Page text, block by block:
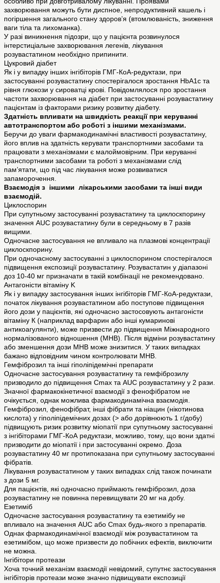
захворювання можуть бути диспное, непродуктивний кашель і
погіршення загального стану здоров’я (втомлюваність, зниження
ваги тіла та лихоманка).
У разі виникнення підозри, що у пацієнта розвинулося
інтерстиціальне захворювання легенів, лікування
розувастатином необхідно припинити.
Цукровий діабет
Як і у випадку інших інгібіторів ГМГ-КоА-редуктази, при
застосуванні розувастатину спостерігалося зростання HbA1c та
рівня глюкози у сироватці крові. Повідомлялося про зростання
частоти захворювання на діабет при застосуванні розувастатину
пацієнтам із факторами ризику розвитку діабету.
Здатність впливати на швидкість реакції при керуванні
автотранспортом або роботі з іншими механізмами.
Беручи до уваги фармакодинамічні властивості розувастатину,
його вплив на здатність керувати транспортними засобами та
працювати з механізмами є малоймовірним. При керуванні
транспортними засобами та роботі з механізмами слід
пам’ятати, що під час лікування може розвиватися
запаморочення.
Взаємодія з іншими лікарськими засобами та інші види
взаємодій.
Циклоспорин
При супутньому застосуванні розувастатину та циклоскпорину
значення AUC розувастатину були в середньому в 7 разів
вищими.
Одночасне застосування не впливало на плазмові концентрації
циклоскпорину.
При одночасному застосуванні з циклоспорином спостерігалося
підвищення експозиції розувастатину. Розувастатин у діапазоні
доз 10-40 мг призначати в такій комбінації не рекомендовано.
Антагоністи вітаміну K
Як і у випадку застосування інших інгібіторів ГМГ-КоА-редуктази,
початок лікування розувастатином або поступове підвищення
його дози у пацієнтів, які одночасно застосовують антагоністи
вітаміну К (наприклад варфарин або інші кумаринові
антикоагулянти), може призвести до підвищення Міжнародного
нормалізованого відношення (МНВ). Після відміни розувастатину
або зменшення дози МНВ може знизитися. У таких випадках
бажано відповідним чином контролювати МНВ.
Гемфіброзил та інші гіполіпідемічні препарати
Одночасне застосування розувастатину та гемфіброзилу
призводило до підвищення Cmax та AUC розувастатину у 2 рази.
Значної фармакокінетичної взаємодії з фенофібратом не
очікується, однак можлива фармакодинамічна взаємодія.
Гемфіброзил, фенофібрат, інші фібрати та ніацин (нікотинова
кислота) у гіполіпідемічних дозах (> або дорівнюють 1 г/добу)
підвищують ризик розвитку міопатії при супутньому застосуванні
з інгібіторами ГМГ-КоА редуктази, можливо, тому, що вони здатні
призводити до міопатії і при застосуванні окремо. Доза
розувастатину 40 мг протипоказана при супутньому застосуванні
фібратів.
Лікування розувастатином у таких випадках слід також починати
з дози 5 мг.
Для пацієнтів, які одночасно приймають гемфіброзил, доза
розувастатину не повинна перевищувати 20 мг на добу.
Езетиміб
Одночасне застосування розувастатину та езетимібу не
впливало на значення AUC або Cmax будь-якого з препаратів.
Однак фармакодинамічної взаємодії між розувастатином та
езетимібом, що може призвести до побічних ефектів, виключити
не можна.
Інгібітори протеази
Хоча точний механізм взаємодії невідомий, супутнє застосування
інгібіторів протеази може значно підвищувати експозиції